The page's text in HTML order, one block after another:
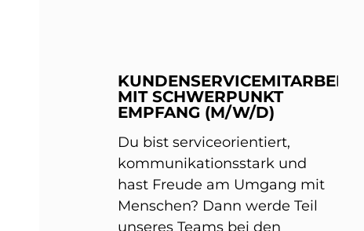
KUNDENSERVICEMITARBEITER
MIT SCHWERPUNKT
EMPFANG (M/W/D)
Du bist serviceorientiert,
kommunikationsstark und
hast Freude am Umgang mit
Menschen? Dann werde Teil
unseres Teams bei den